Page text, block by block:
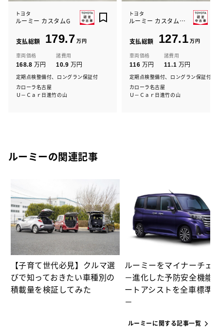
トヨタ
ルーミー カスタムG
支払総額 179.7 万円
車両価格
168.8 万円
諸費用
10.9 万円
定期点検整備付、ロングラン保証付
カローラ名古屋
Ｕ－Ｃａｒ日進竹の山
トヨタ
ルーミー カスタムG S
支払総額 127.1 万円
車両価格
116 万円
諸費用
11.1 万円
定期点検整備付、ロングラン保証付
カローラ名古屋
Ｕ－Ｃａｒ日進竹の山
ルーミーの関連記事
【子育て世代必見】クルマ選
びで知っておきたい車種別の
積載量を検証してみた
ルーミーをマイナーチェ
－進化した予防安全機能
ートアシストを全車標準
－
ルーミーに関する記事一覧